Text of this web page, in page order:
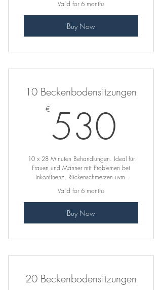
Valid for 6 months
Buy Now
10 Beckenbodensitzungen
€ 530
10 x 28 Minuten Behandlungen. Ideal für
Frauen und Männer mit Problemen bei
Inkontinenz, Rückenschmerzen uvm.
Valid for 6 months
Buy Now
20 Beckenbodensitzungen